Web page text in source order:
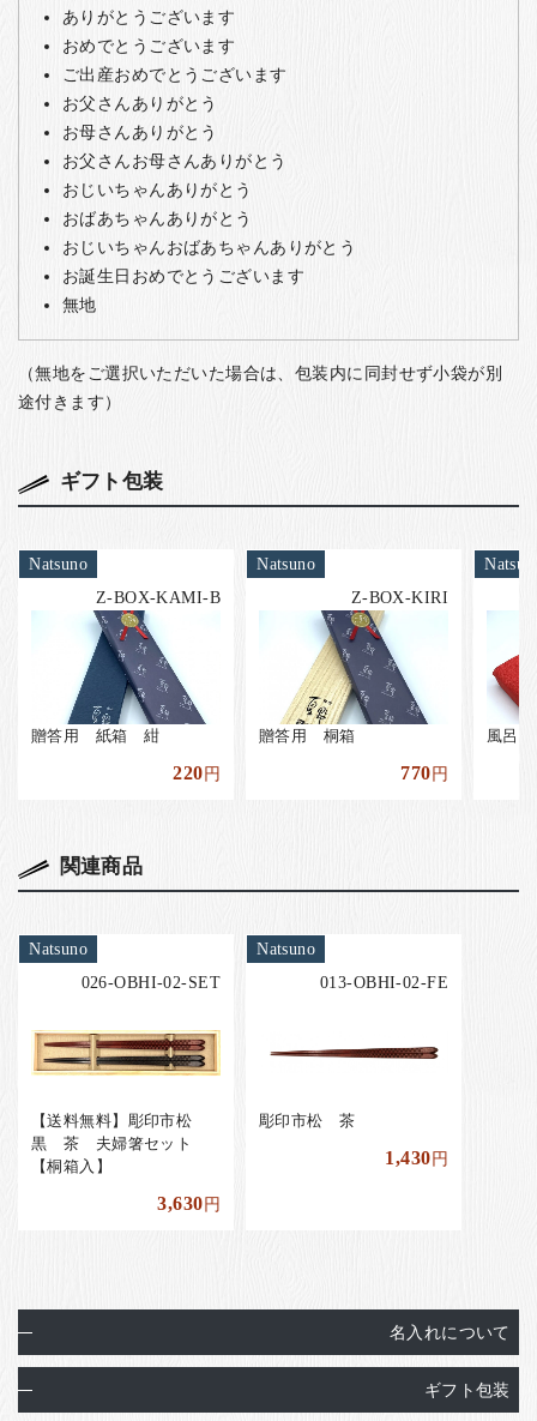
ありがとうございます
おめでとうございます
ご出産おめでとうございます
お父さんありがとう
お母さんありがとう
お父さんお母さんありがとう
おじいちゃんありがとう
おばあちゃんありがとう
おじいちゃんおばあちゃんありがとう
お誕生日おめでとうございます
無地
（無地をご選択いただいた場合は、包装内に同封せず小袋が別
途付きます）
ギフト包装
Natsuno
Z-BOX-KAMI-B
贈答用 紙箱 紺
220円
Natsuno
Z-BOX-KIRI
贈答用 桐箱
770円
風呂
関連商品
Natsuno
026-OBHI-02-SET
【送料無料】彫印市松
黒 茶 夫婦箸セット
【桐箱入】
3,630円
Natsuno
013-OBHI-02-FE
彫印市松 茶
1,430円
名入れについて
ギフト包装